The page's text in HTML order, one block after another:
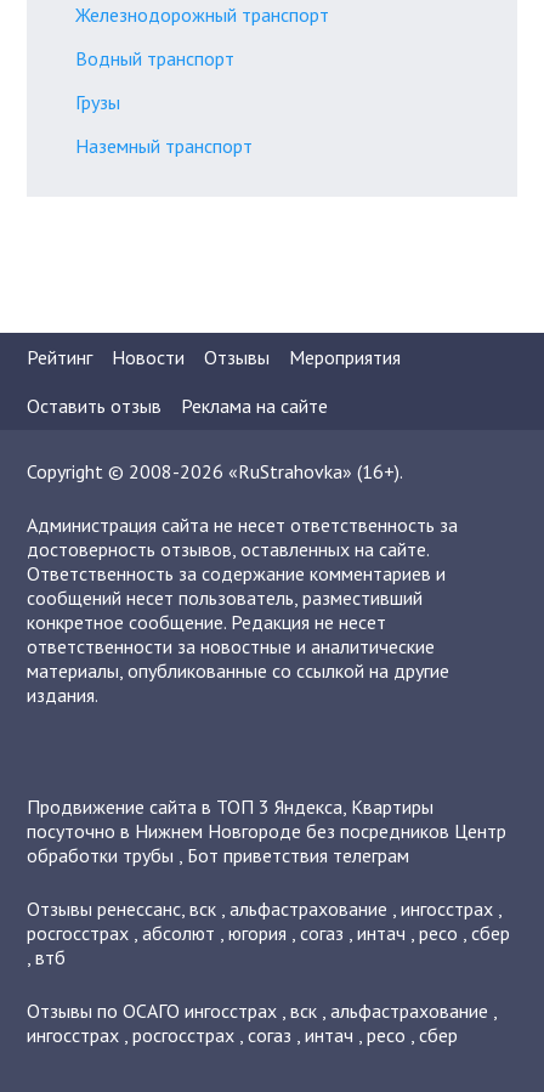
Железнодорожный транспорт
Водный транспорт
Грузы
Наземный транспорт
Рейтинг Новости Отзывы
Мероприятия
Оставить отзыв
Реклама на сайте
Copyright © 2008-2026 «RuStrahovka» (16+).
Администрация сайта не несет ответственность за
достоверность отзывов, оставленных на сайте.
Ответственность за содержание комментариев и
сообщений несет пользователь, разместивший
конкретное сообщение. Редакция не несет
ответственности за новостные и аналитические
материалы, опубликованные со ссылкой на другие
издания.
Продвижение сайта в ТОП 3 Яндекса, Квартиры
посуточно в Нижнем Новгороде без посредников Центр
обработки трубы , Бот приветствия телеграм
Отзывыренессанс,вск ,альфастрахование ,ингосстрах ,
росгосстрах ,абсолют ,югория ,согаз ,интач ,ресо ,сбер
,втб
Отзывы по ОСАГОингосстрах ,вск ,альфастрахование ,
ингосстрах ,росгосстрах ,согаз ,интач ,ресо ,сбер